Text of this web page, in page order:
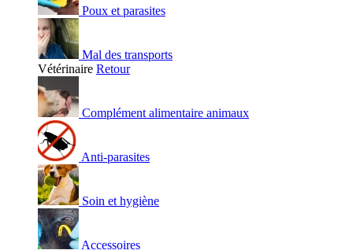
Poux et parasites
Mal des transports
Vétérinaire Retour
Complément alimentaire animaux
Anti-parasites
Soin et hygiène
Accessoires